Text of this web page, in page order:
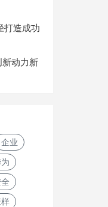
打造成功
新动力新
企业